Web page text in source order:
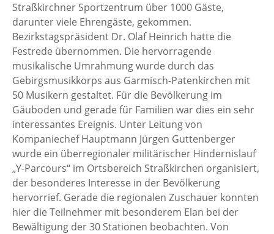
Straßkirchner Sportzentrum über 1000 Gäste,
darunter viele Ehrengäste, gekommen.
Bezirkstagspräsident Dr. Olaf Heinrich hatte die
Festrede übernommen. Die hervorragende
musikalische Umrahmung wurde durch das
Gebirgsmusikkorps aus Garmisch-Patenkirchen mit
50 Musikern gestaltet. Für die Bevölkerung im
Gäuboden und gerade für Familien war dies ein sehr
interessantes Ereignis. Unter Leitung von
Kompaniechef Hauptmann Jürgen Guttenberger
wurde ein überregionaler militärischer Hindernislauf
„Y-Parcours“ im Ortsbereich Straßkirchen organisiert,
der besonderes Interesse in der Bevölkerung
hervorrief. Gerade die regionalen Zuschauer konnten
hier die Teilnehmer mit besonderem Elan bei der
Bewältigung der 30 Stationen beobachten. Von